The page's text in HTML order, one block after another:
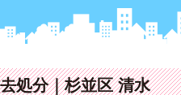
処分｜杉並区 清水